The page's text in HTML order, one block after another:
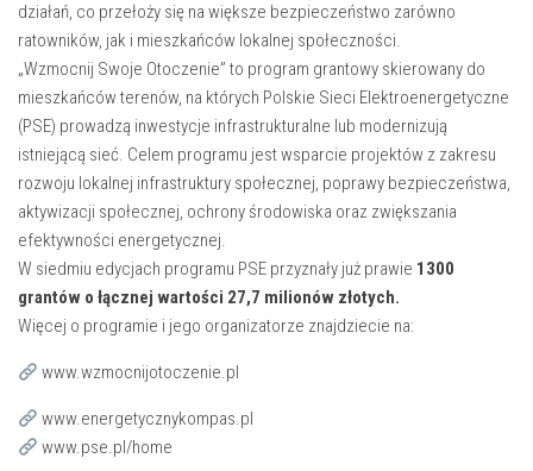
działań, co przełoży się na większe bezpieczeństwo zarówno
ratowników, jak i mieszkańców lokalnej społeczności.
„Wzmocnij Swoje Otoczenie” to program grantowy skierowany do
mieszkańców terenów, na których Polskie Sieci Elektroenergetyczne
(PSE) prowadzą inwestycje infrastrukturalne lub modernizują
istniejącą sieć. Celem programu jest wsparcie projektów z zakresu
rozwoju lokalnej infrastruktury społecznej, poprawy bezpieczeństwa,
aktywizacji społecznej, ochrony środowiska oraz zwiększania
efektywności energetycznej.
W siedmiu edycjach programu PSE przyznały już prawie 1300
grantów o łącznej wartości 27,7 milionów złotych.
Więcej o programie i jego organizatorze znajdziecie na:
www.wzmocnijotoczenie.pl
www.energetycznykompas.pl
www.pse.pl/home